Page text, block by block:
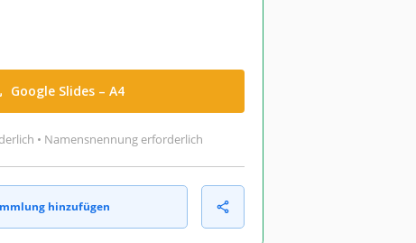
Google Slides – A4
• Namensnennung erforderlich
hinzufügen